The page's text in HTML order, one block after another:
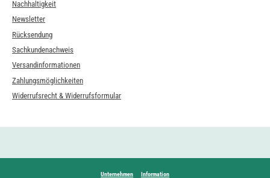
Nachhaltigkeit
Newsletter
Rücksendung
Sachkundenachweis
Versandinformationen
Zahlungsmöglichkeiten
Widerrufsrecht & Widerrufsformular
Unternehmen Information